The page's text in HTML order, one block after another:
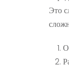
Это